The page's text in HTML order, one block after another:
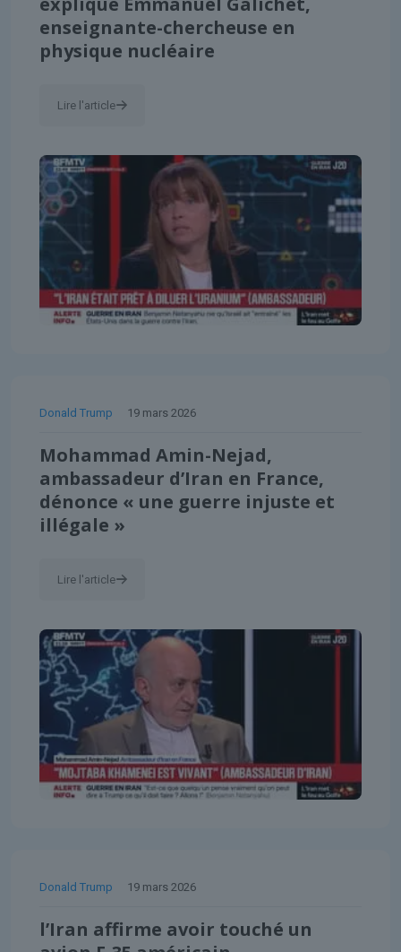
enseignante-chercheuse en
physique nucléaire
Lire l'article
Donald Trump 19 mars 2026
Mohammad Amin-Nejad,
ambassadeur d’Iran en France,
dénonce « une guerre injuste et
illégale »
Lire l'article
Donald Trump 19 mars 2026
l’Iran affirme avoir touché un